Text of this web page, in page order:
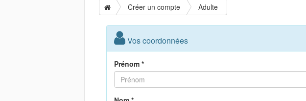
Créer un compte Adulte
Vos coordonnées
Prénom *